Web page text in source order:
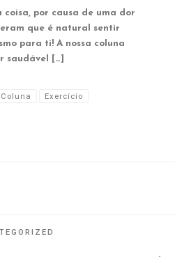
por causa de uma dor
que é natural sentir
para ti! A nossa coluna
saudável […]
Exercício